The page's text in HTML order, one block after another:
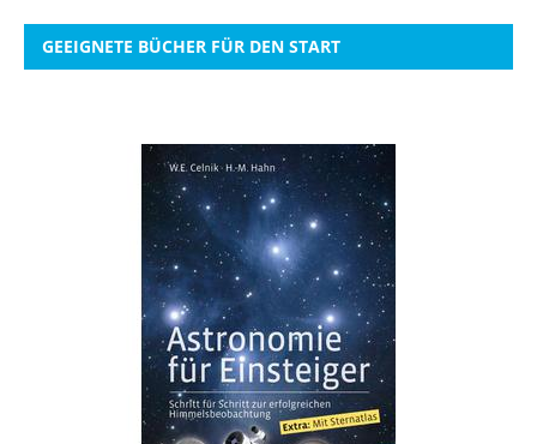
GEEIGNETE BÜCHER FÜR DEN START